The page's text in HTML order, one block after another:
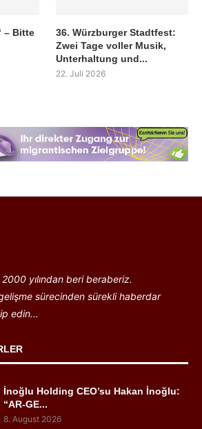
– Bitte
36. Würzburger Stadtfest:
Zwei Tage voller Musik,
Unterhaltung und...
22. Juli 2026
yılından beri beraberiz.
sürecinden sürekli haberdar
edin...
İnoğlu Holding CEO’su Hakan İnoğlu:
“AR-GE...
8. August 2026